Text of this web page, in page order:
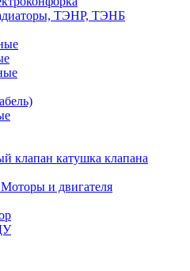
ТЭНР, ТЭНБ
клапан катушка клапана
Моторы и двигателя